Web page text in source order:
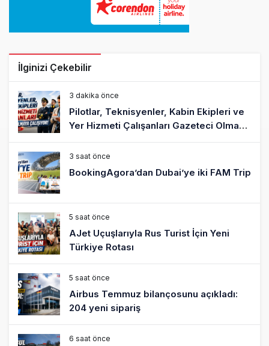
İlginizi Çekebilir
3 dakika önce
Pilotlar, Teknisyenler, Kabin Ekipleri ve
Yer Hizmeti Çalışanları Gazeteci Olmaya
3 saat önce
BookingAgora’dan Dubai’ye iki FAM Trip
5 saat önce
AJet Uçuşlarıyla Rus Turist İçin Yeni
Türkiye Rotası
5 saat önce
Airbus Temmuz bilançosunu açıkladı:
204 yeni sipariş
6 saat önce